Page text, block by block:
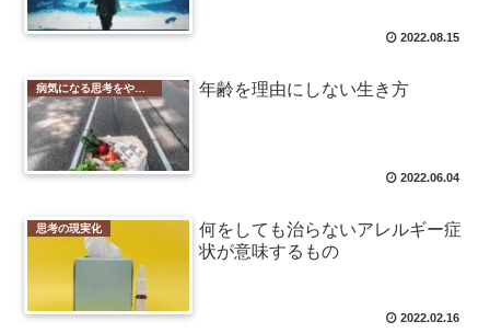
2022.08.15
病気になる思考をやめる 年齢を理由にしない生き方
2022.06.04
思考の現実化
何をしても治らないアレルギー症
状が意味するもの
2022.02.16